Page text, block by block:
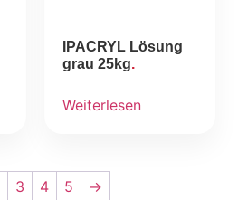
IPACRYL Lösung
grau 25kg
Weiterlesen
3 4 5 →